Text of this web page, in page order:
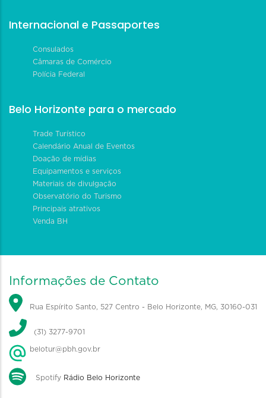
Internacional e Passaportes
Consulados
Câmaras de Comércio
Polícia Federal
Belo Horizonte para o mercado
Trade Turístico
Calendário Anual de Eventos
Doação de mídias
Equipamentos e serviços
Materiais de divulgação
Observatório do Turismo
Principais atrativos
Venda BH
Informações de Contato
Rua Espírito Santo, 527 Centro - Belo Horizonte, MG, 30160-031
(31) 3277-9701
belotur@pbh.gov.br
Spotify Rádio Belo Horizonte